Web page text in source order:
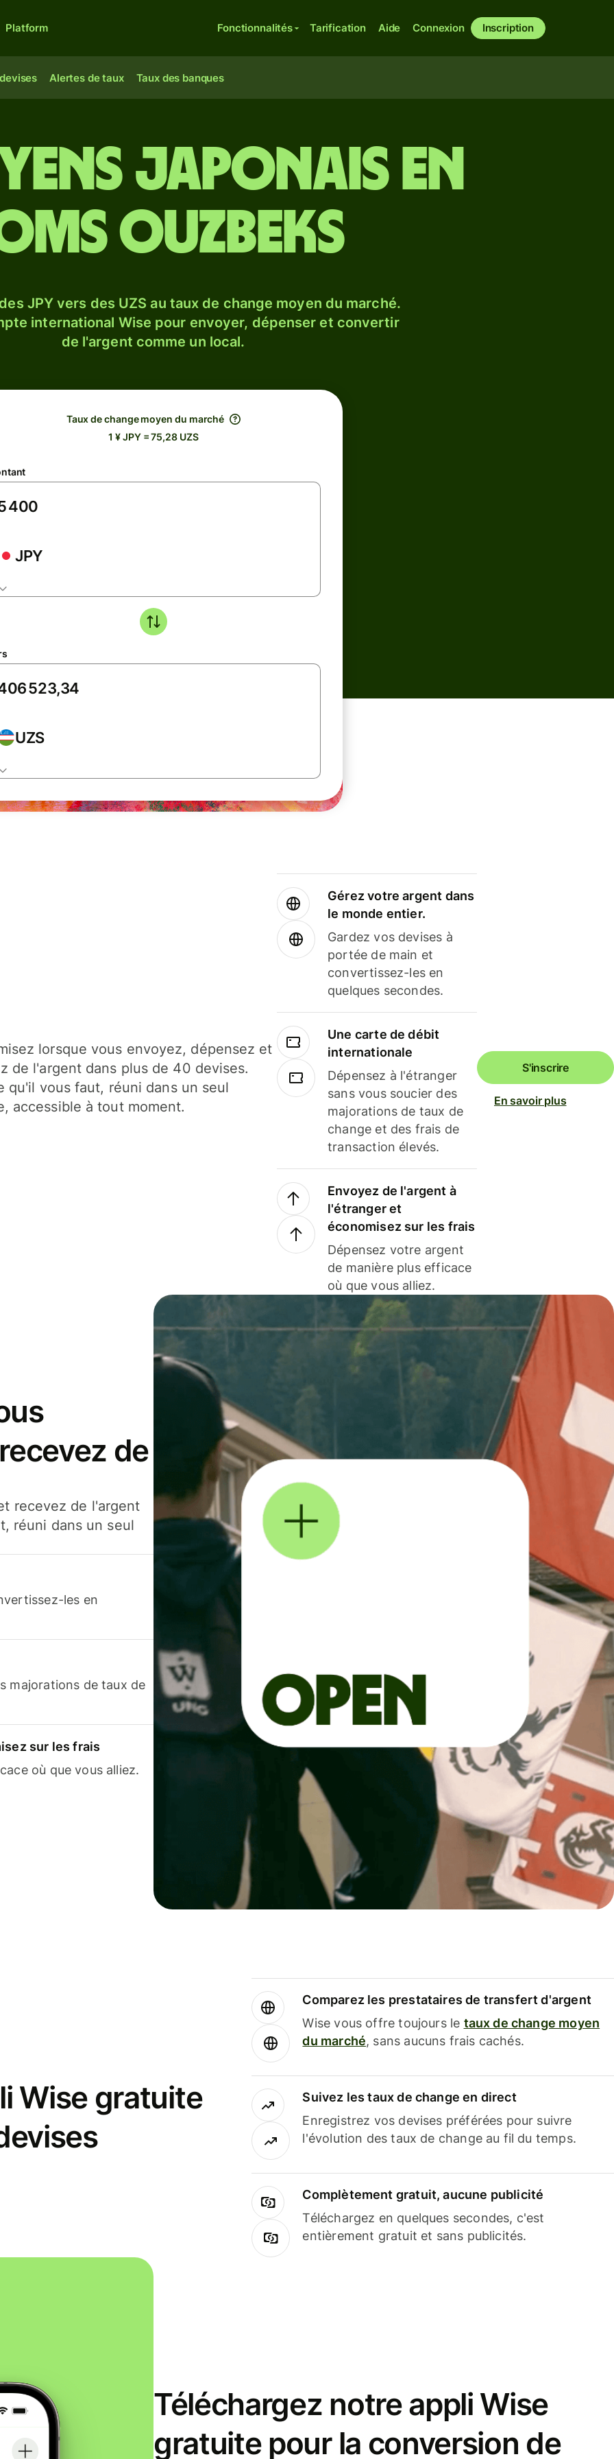
Platform Fonctionnalités Tarification Aide Connexion Inscription
Alertes de taux Taux des banques
japonais en
ouzbeks
JPY vers des UZS au taux de change moyen du marché.
international Wise pour envoyer, dépenser et convertir
de l'argent comme un local.
Taux de change moyen du marché
1 ¥ JPY = 75,28 UZS
JPY
UZS
lorsque vous envoyez, dépensez et
de l'argent dans plus de 40 devises.
qu'il vous faut, réuni dans un seul
accessible à tout moment.
Gérez votre argent dans
le monde entier.
Gardez vos devises à
portée de main et
convertissez-les en
quelques secondes.
Une carte de débit
internationale
Dépensez à l'étranger
sans vous soucier des
majorations de taux de
change et des frais de
transaction élevés.
Envoyez de l'argent à
l'étranger et
économisez sur les frais
Dépensez votre argent
de manière plus efficace
où que vous alliez.
S'inscrire
En savoir plus
de
recevez de l'argent
réuni dans un seul
les en
majorations de taux de
sur les frais
où que vous alliez.
Wise gratuite
Comparez les prestataires de transfert d'argent
Wise vous offre toujours le taux de change moyen
du marché, sans aucuns frais cachés.
Suivez les taux de change en direct
Enregistrez vos devises préférées pour suivre
l'évolution des taux de change au fil du temps.
Complètement gratuit, aucune publicité
Téléchargez en quelques secondes, c'est
entièrement gratuit et sans publicités.
Téléchargez notre appli Wise
gratuite pour la conversion de